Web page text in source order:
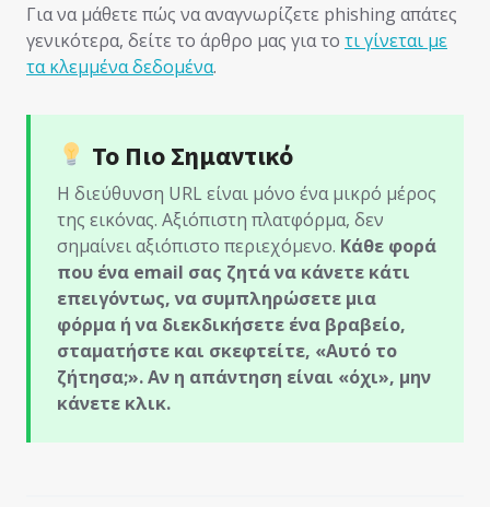
Για να μάθετε πώς να αναγνωρίζετε phishing απάτες
γενικότερα, δείτε το άρθρο μας για το τι γίνεται με
τα κλεμμένα δεδομένα.
Το Πιο Σημαντικό
Η διεύθυνση URL είναι μόνο ένα μικρό μέρος
της εικόνας. Αξιόπιστη πλατφόρμα, δεν
σημαίνει αξιόπιστο περιεχόμενο. Κάθε φορά
που ένα email σας ζητά να κάνετε κάτι
επειγόντως, να συμπληρώσετε μια
φόρμα ή να διεκδικήσετε ένα βραβείο,
σταματήστε και σκεφτείτε, «Αυτό το
ζήτησα;». Αν η απάντηση είναι «όχι», μην
κάνετε κλικ.